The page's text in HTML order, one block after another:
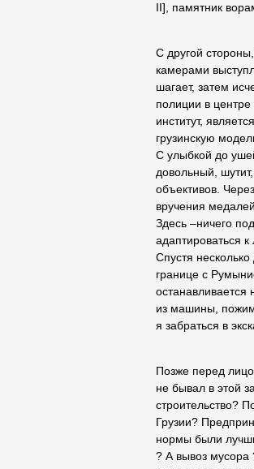
II], памятник
С другой
камерами
шагает, затем
полиции в
институт,
грузинскую
С улыбкой до
довольный,
объективов.
вручения
Здесь –ничего
адаптироваться
Спустя
границе с
останавливается
из машины,
я забраться в
Позже перед
не бывал в этой
строительство?
Грузии?
нормы были
? А вывоз мусора